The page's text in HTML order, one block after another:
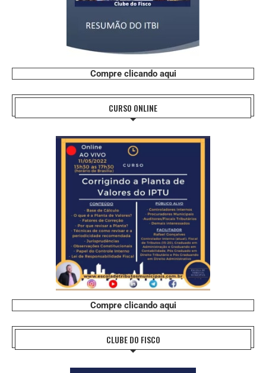
Compre clicando aqui
CURSO ONLINE
Compre clicando aqui
CLUBE DO FISCO